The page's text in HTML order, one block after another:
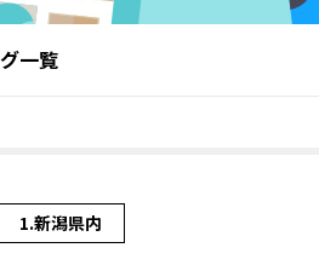
一覧
1.新潟県内